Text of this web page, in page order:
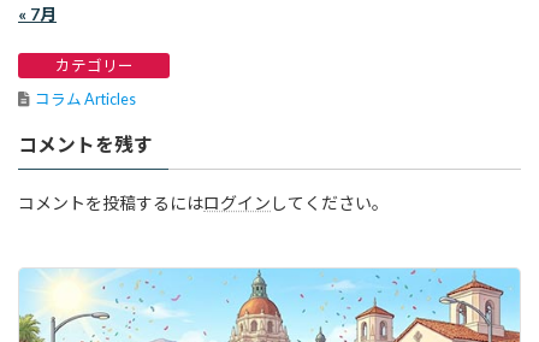
« 7月
カテゴリー
コラム Articles
コメントを残す
コメントを投稿するにはログイン してください。